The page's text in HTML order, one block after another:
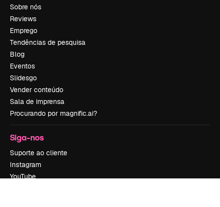
Sobre nós
Reviews
Emprego
Tendências de pesquisa
Blog
Eventos
Slidesgo
Vender conteúdo
Sala de imprensa
Procurando por magnific.ai?
Siga-nos
Suporte ao cliente
Instagram
YouTube